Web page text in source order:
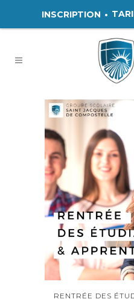
INSCRIPTION
RENTRÉE DES